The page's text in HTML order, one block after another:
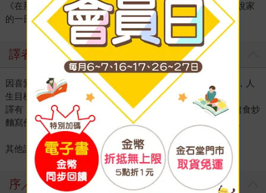
《在那邊的鬼》、《剝皮》、《電烤盤與四級地震》、《小說家
的一日》、《猛獸們》等。
譯者
因喜愛日本傳統文化、文學、歷史與動漫畫而成為自由譯者，人
生目標是以書籍譯者身分終老一生。
譯有《少女的書架》系列、《再來一碗！文豪名人的120種速食炒
麵寫作法》、《黑牢城》、《海神》、《預言之島》等著作。
其他譯作可參考個人網頁：zaphdealle.net/
序／導讀